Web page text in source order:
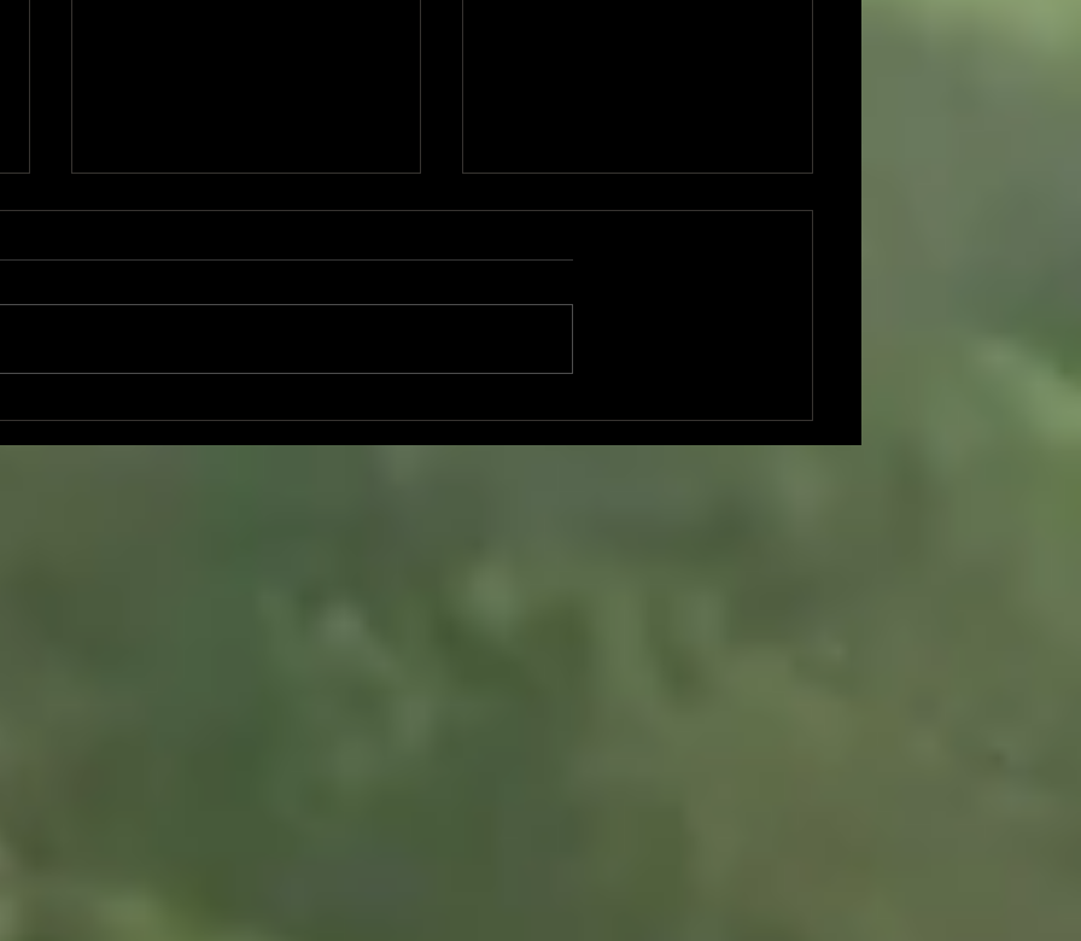
ー✖️河合隼雄✖️宮沢賢治」を
ひみつ🧠─ドビュッシー：